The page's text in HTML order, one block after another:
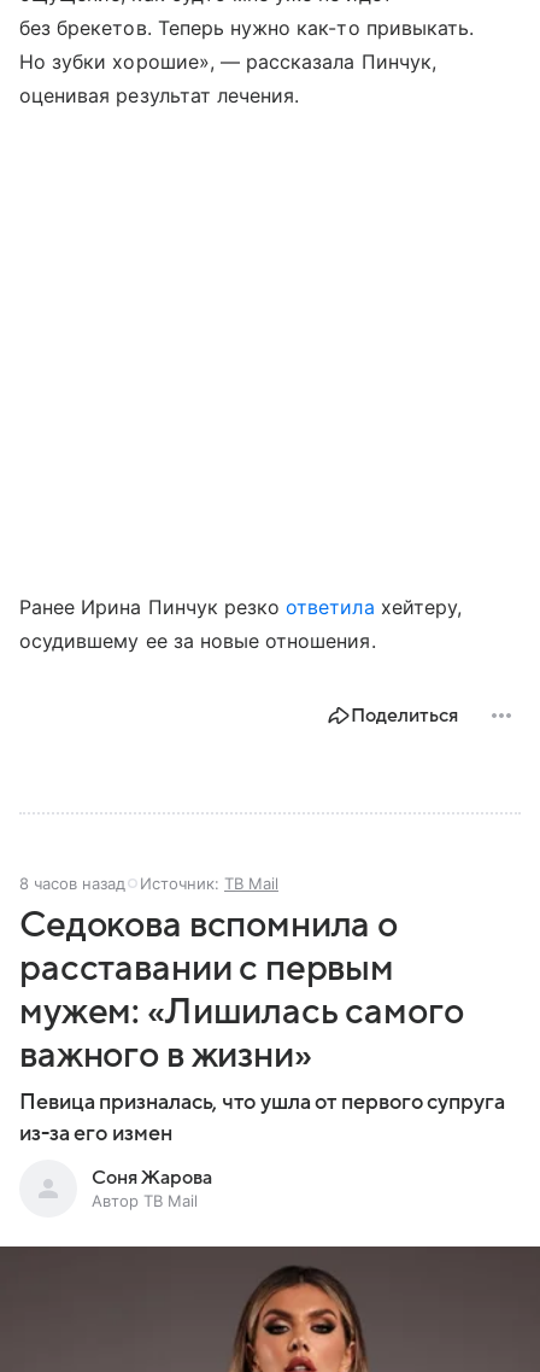
без брекетов. Теперь нужно как-то привыкать.
Но зубки хорошие», — рассказала Пинчук,
оценивая результат лечения.
Ранее Ирина Пинчук резкоответила хейтеру,
осудившему ее за новые отношения.
Поделиться
8 часов назад Источник: ТВ Mail
Седокова вспомнила о
расставании с первым
мужем: «Лишилась самого
важного в жизни»
Певица призналась, что ушла от первого супруга
из-за его измен
Соня Жарова
Автор ТВ Mail